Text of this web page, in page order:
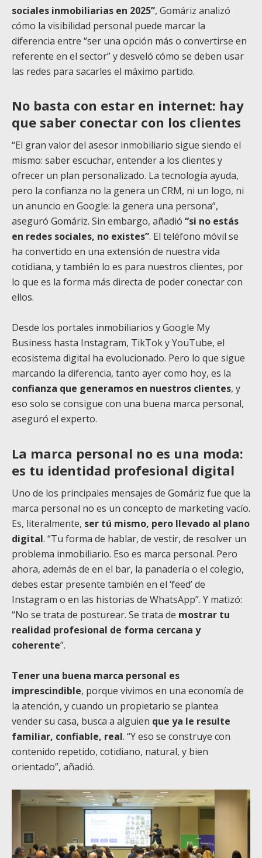
sociales inmobiliarias en 2025”, Gomáriz analizó
cómo la visibilidad personal puede marcar la
diferencia entre “ser una opción más o convertirse en
referente en el sector” y desveló cómo se deben usar
las redes para sacarles el máximo partido.
No basta con estar en internet: hay
que saber conectar con los clientes
“El gran valor del asesor inmobiliario sigue siendo el
mismo: saber escuchar, entender a los clientes y
ofrecer un plan personalizado. La tecnología ayuda,
pero la confianza no la genera un CRM, ni un logo, ni
un anuncio en Google: la genera una persona”,
aseguró Gomáriz. Sin embargo, añadió “si no estás
en redes sociales, no existes”. El teléfono móvil se
ha convertido en una extensión de nuestra vida
cotidiana, y también lo es para nuestros clientes, por
lo que es la forma más directa de poder conectar con
ellos.
Desde los portales inmobiliarios y Google My
Business hasta Instagram, TikTok y YouTube, el
ecosistema digital ha evolucionado. Pero lo que sigue
marcando la diferencia, tanto ayer como hoy, es la
confianza que generamos en nuestros clientes, y
eso solo se consigue con una buena marca personal,
aseguró el experto.
La marca personal no es una moda:
es tu identidad profesional digital
Uno de los principales mensajes de Gomáriz fue que la
marca personal no es un concepto de marketing vacío.
Es, literalmente, ser tú mismo, pero llevado al plano
digital. “Tu forma de hablar, de vestir, de resolver un
problema inmobiliario. Eso es marca personal. Pero
ahora, además de en el bar, la panadería o el colegio,
debes estar presente también en el ‘feed’ de
Instagram o en las historias de WhatsApp”. Y matizó:
“No se trata de posturear. Se trata de mostrar tu
realidad profesional de forma cercana y
coherente”.
Tener una buena marca personal es
imprescindible, porque vivimos en una economía de
la atención, y cuando un propietario se plantea
vender su casa, busca a alguien que ya le resulte
familiar, confiable, real. “Y eso se construye con
contenido repetido, cotidiano, natural, y bien
orientado”, añadió.